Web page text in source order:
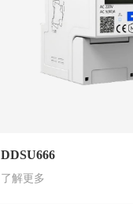
DDSU666
了解更多